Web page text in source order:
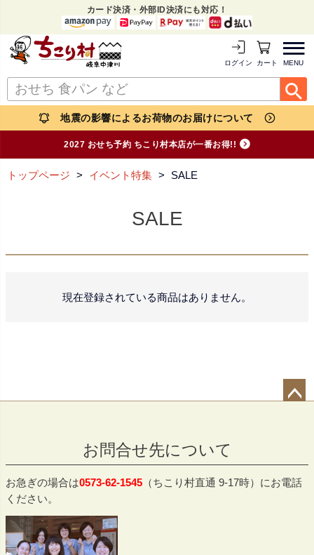
カード決済・外部ID決済にも対応！
MENU
ログイン カートを見る
地震の影響によるお荷物のお届けについて
2027 おせち予約 ちこり村本店が一番お得!!
トップページ イベント特集 SALE
SALE
現在登録されている商品はありません。
へ
お問合せ先について
お急ぎの場合は0573-62-1545 （ちこり村直通 9-17時）にお電話
ください。